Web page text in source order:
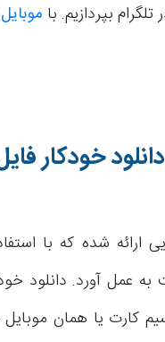
بپردازیم. با
خودکار
ارائه شده که با
عمل آورد. دانلود